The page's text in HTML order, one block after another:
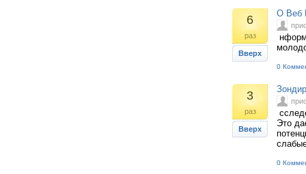
6
раз
Вверх
О Веб
0
3
раз
Вверх
Это
0